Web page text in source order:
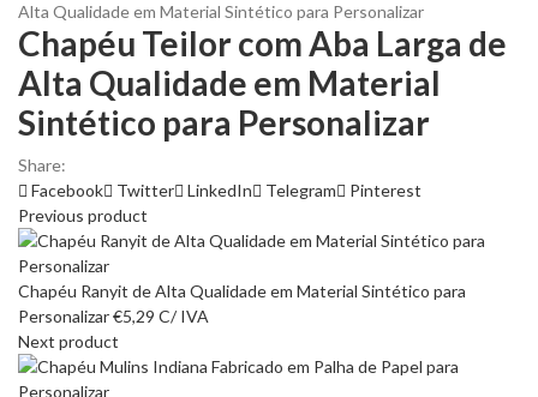
Alta Qualidade em Material Sintético para Personalizar
Chapéu Teilor com Aba Larga de
Alta Qualidade em Material
Sintético para Personalizar
Share:
Facebook
Twitter LinkedIn Telegram
Pinterest
Previous product
Chapéu Ranyit de Alta Qualidade em Material Sintético para
Personalizar€5,29 C/ IVA
Next product